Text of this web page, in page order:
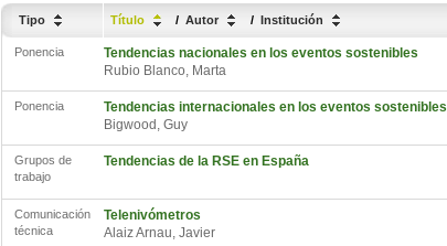
Tipo Título / Autor / Institución
Ponencia
Tendencias nacionales en los eventos sostenibles
Rubio Blanco, Marta
Ponencia
Tendencias internacionales en los eventos sostenibles
Bigwood, Guy
Grupos de
trabajo
Tendencias de la RSE en España
Comunicación
técnica
Telenivómetros
Alaiz Arnau, Javier